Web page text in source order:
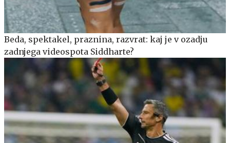
Beda, spektakel, praznina, razvrat: kaj je v ozadju
zadnjega videospota Siddharte?